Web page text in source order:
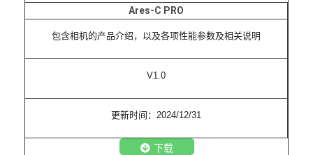
Ares-C PRO
包含相机的产品介绍，以及各项性能参数及相关说明
V1.0
更新时间：2024/12/31
下载